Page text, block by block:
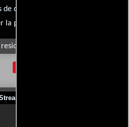
comprar, alquilar o contratar un
la películas.